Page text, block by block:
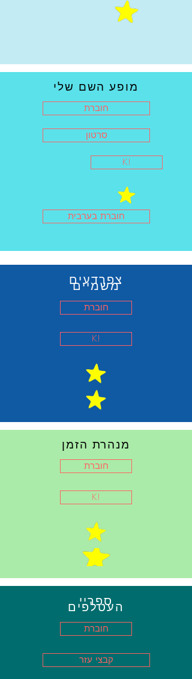
מופע השם שלי
חוברת
סרטון
K!
חוברת בערבית
צפרדעים
משמיים
חוברת
K!
מנהרת הזמן
חוברת
K!
ספריי
העטלפים
חוברת
קבצי עזר